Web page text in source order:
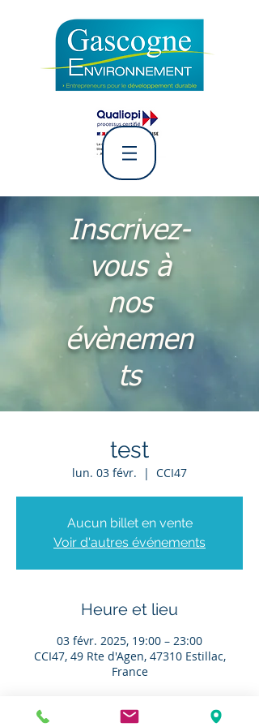
L' Association Gascogne
Environnement
Inscrivez-
vous à
nos
évènemen
ts
test
lun. 03 févr.
  |
CCI47
Aucun billet en vente
Voir d'autres événements
Heure et lieu
03 févr. 2025, 19:00 – 23:00
CCI47, 49 Rte d'Agen, 47310 Estillac,
France